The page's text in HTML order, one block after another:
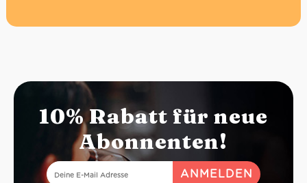
10% Rabatt für neue
Abonnenten!